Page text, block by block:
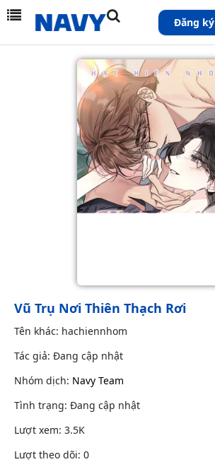
Đăng ký
Vũ Trụ Nơi Thiên Thạch Rơi
Tên khác: hachiennhom
Tác giả: Đang cập nhật
Nhóm dịch: Navy Team
Tình trạng: Đang cập nhật
Lượt xem: 3.5K
Lượt theo dõi: 0